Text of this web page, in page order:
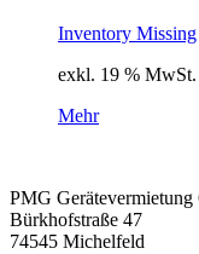
Inventory Missing
exkl. 19 % MwSt.
Mehr
PMG Gerätevermietung
Bürkhofstraße 47
74545 Michelfeld